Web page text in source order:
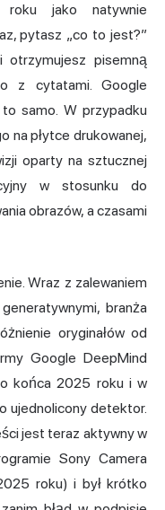
jako natywnie
pytasz „co to jest?”
pisemną
z cytatami. Google
samo. W przypadku
na płytce drukowanej,
oparty na sztucznej
w stosunku do
obrazów, a czasami
Wraz z zalewaniem
branża
oryginałów od
Google DeepMind
końca 2025 roku i w
ujednolicony detektor.
jest teraz aktywny w
Sony Camera
roku) i był krótko